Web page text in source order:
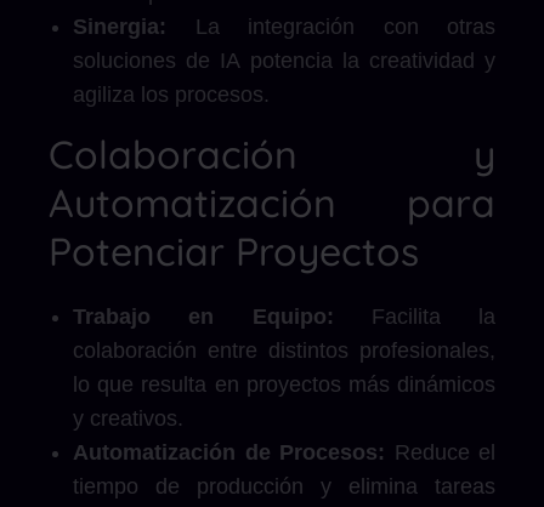
Sinergia: La integración con otras
soluciones de IA potencia la creatividad y
agiliza los procesos.
Colaboración y
Automatización para
Potenciar Proyectos
Trabajo en Equipo: Facilita la
colaboración entre distintos profesionales,
lo que resulta en proyectos más dinámicos
y creativos.
Automatización de Procesos: Reduce el
tiempo de producción y elimina tareas